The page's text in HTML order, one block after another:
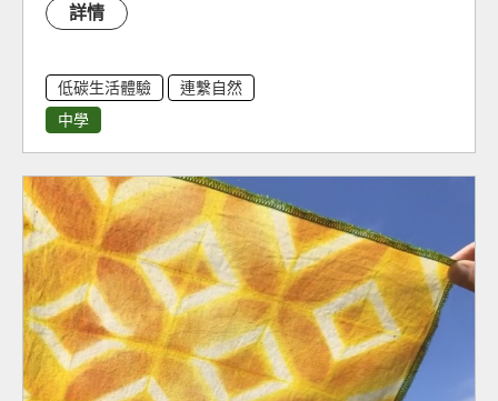
詳情
低碳生活體驗
連繫自然
中學